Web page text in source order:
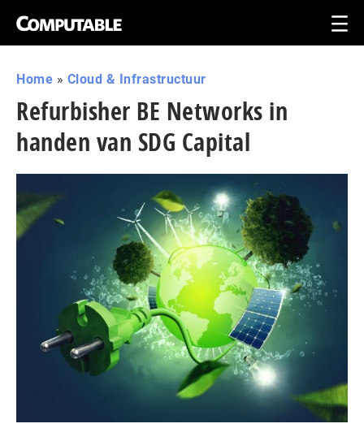
Home » Cloud & Infrastructuur
Refurbisher BE Networks in
handen van SDG Capital